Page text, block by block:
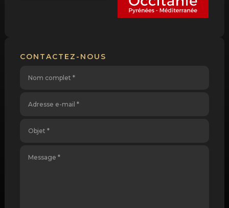
CONTACTEZ-NOUS